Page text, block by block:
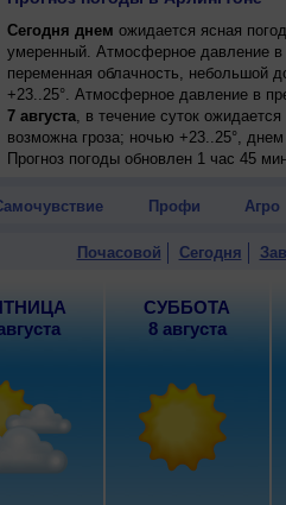
Сегодня днем ожидается ясная
умеренный. Атмосферное давление
переменная облачность, небольшой
+23..25°. Атмосферное давление в
7 августа, в течение суток
возможна гроза; ночью +23..25°,
8 августа, ожидается малооблачная
9 августа, в течение суток
умеренный.
10 августа, ожидается ясная
Прогноз погоды обновлен 1 час 45
Профи Агро
Почасовой Сегодня
СУББОТА
8 августа